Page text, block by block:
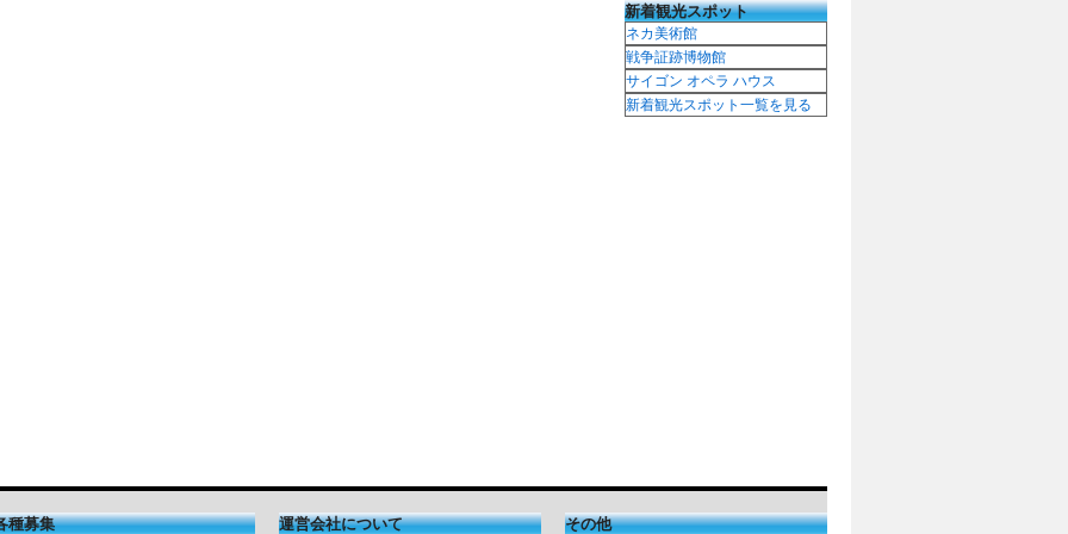
新着観光スポット
ネカ美術館
戦争証跡博物館
サイゴン オペラ ハウス
新着観光スポット一覧を見る
種募集 運営会社について その他